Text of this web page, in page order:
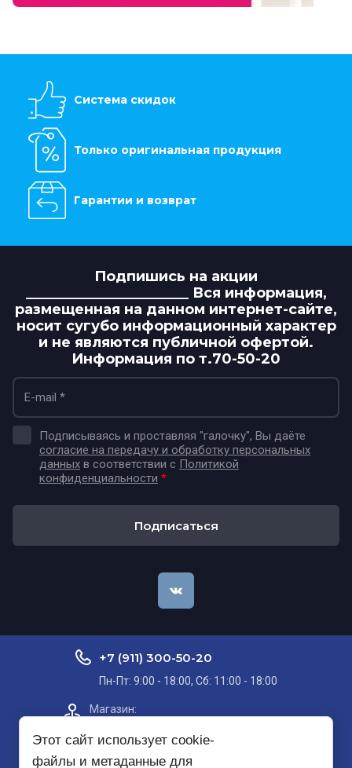
Система скидок
Только оригинальная продукция
Гарантии и возврат
Подпишись на акции
_______________________ Вся информация,
размещенная на данном интернет-сайте,
носит сугубо информационный характер
и не являются публичной офертой.
Информация по т.70-50-20
Подписываясь и проставляя "галочку", Вы даёте
согласие на передачу и обработку персональных
данных в соответствии с Политикой
конфиденциальности *
Подписаться
+7 (911) 300-50-20
Пн-Пт: 9:00 - 18:00, Сб: 11:00 - 18:00
Магазин:​
этаж
Этот сайт использует cookie-
файлы и метаданные для